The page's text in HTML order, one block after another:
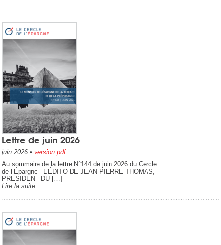
Lettre de juin 2026
juin 2026• version pdf
Au sommaire de la lettre N°144 de juin 2026 du Cercle
de l’Épargne L’ÉDITO DE JEAN-PIERRE THOMAS,
PRÉSIDENT DU […]
Lire la suite